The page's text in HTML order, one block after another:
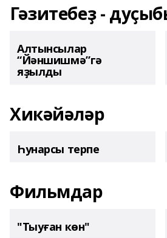
Гәзитебеҙ -
Алтынсылар
“Йәншишмә”гә
яҙылды
Хикәйәләр
Һунарсы терпе
Фильмдар
"Тыуған көн"